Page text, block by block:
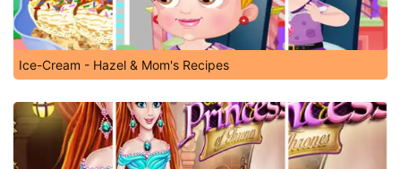
Ice-Cream - Hazel & Mom's Recipes